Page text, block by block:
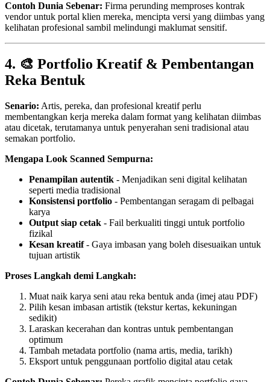
Contoh Dunia Sebenar: Firma perunding memproses kontrak
vendor untuk portal klien mereka, mencipta versi yang diimbas yang
kelihatan profesional sambil melindungi maklumat sensitif.
4. 🎨 Portfolio Kreatif & Pembentangan
Reka Bentuk
Senario: Artis, pereka, dan profesional kreatif perlu
membentangkan kerja mereka dalam format yang kelihatan diimbas
atau dicetak, terutamanya untuk penyerahan seni tradisional atau
semakan portfolio.
Mengapa Look Scanned Sempurna:
Penampilan autentik - Menjadikan seni digital kelihatan
seperti media tradisional
Konsistensi portfolio - Pembentangan seragam di pelbagai
karya
Output siap cetak - Fail berkualiti tinggi untuk portfolio
fizikal
Kesan kreatif- Gaya imbasan yang boleh disesuaikan untuk
tujuan artistik
Proses Langkah demi Langkah:
Muat naik karya seni atau reka bentuk anda (imej atau PDF)
Pilih kesan imbasan artistik (tekstur kertas, kekuningan
sedikit)
Laraskan kecerahan dan kontras untuk pembentangan
optimum
Tambah metadata portfolio (nama artis, media, tarikh)
Eksport untuk penggunaan portfolio digital atau cetak